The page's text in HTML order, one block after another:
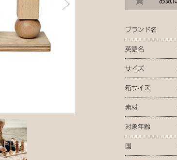
ブランド名
英語名
サイズ
箱サイズ
素材
対象年齢
国